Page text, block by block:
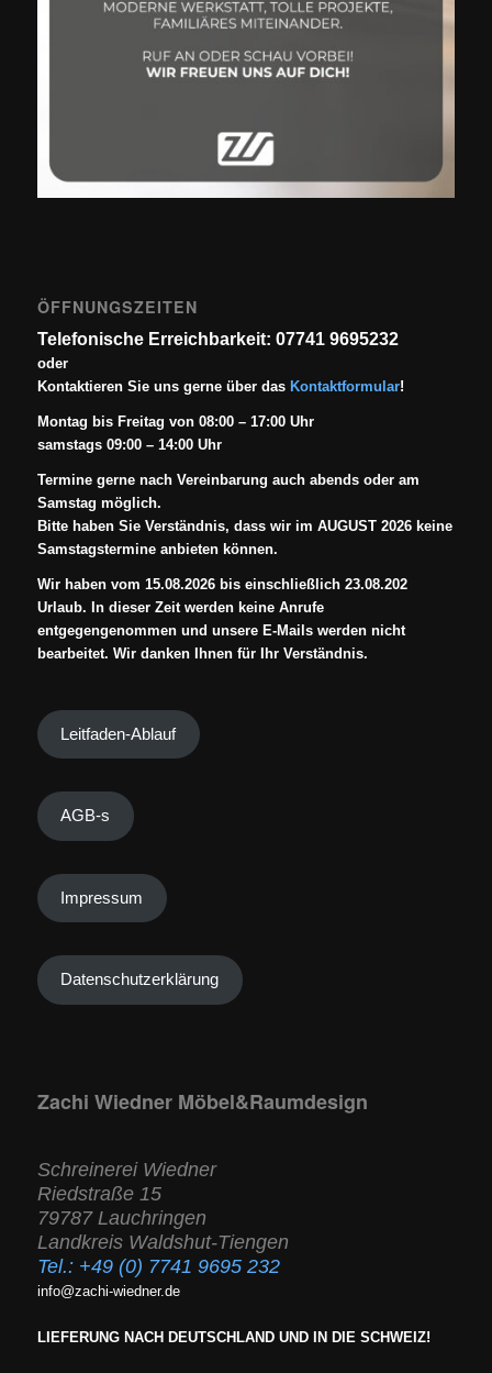
ÖFFNUNGSZEITEN
Telefonische Erreichbarkeit: 07741 9695232
oder
Kontaktieren Sie uns gerne über das Kontaktformular!
Montag bis Freitag von 08:00 – 17:00 Uhr
samstags 09:00 – 14:00 Uhr
Termine gerne nach Vereinbarung auch abends oder am
Samstag möglich.
Bitte haben Sie Verständnis, dass wir im AUGUST 2026 keine
Samstagstermine anbieten können.
Wir haben vom 15.08.2026 bis einschließlich 23.08.202
Urlaub. In dieser Zeit werden keine Anrufe
entgegengenommen und unsere E-Mails werden nicht
bearbeitet. Wir danken Ihnen für Ihr Verständnis.
Leitfaden-Ablauf
AGB-s
Impressum
Datenschutzerklärung
Zachi Wiedner Möbel&Raumdesign
Schreinerei Wiedner
Riedstraße 15
79787 Lauchringen
Landkreis Waldshut-Tiengen
Tel.: +49 (0) 7741 9695 232
info@zachi-wiedner.de
LIEFERUNG NACH DEUTSCHLAND UND IN DIE SCHWEIZ!